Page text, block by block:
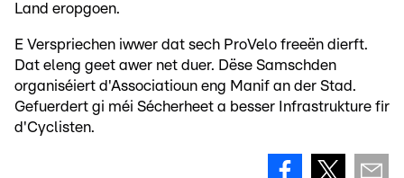
Land eropgoen.
E Verspriechen iwwer dat sech ProVelo freeën dierft.
Dat eleng geet awer net duer. Dëse Samschden
organiséiert d'Associatioun eng Manif an der Stad.
Gefuerdert gi méi Sécherheet a besser Infrastrukture fir
d'Cyclisten.